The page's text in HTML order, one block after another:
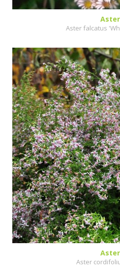
Aster
Aster falcatus
Aster
Aster